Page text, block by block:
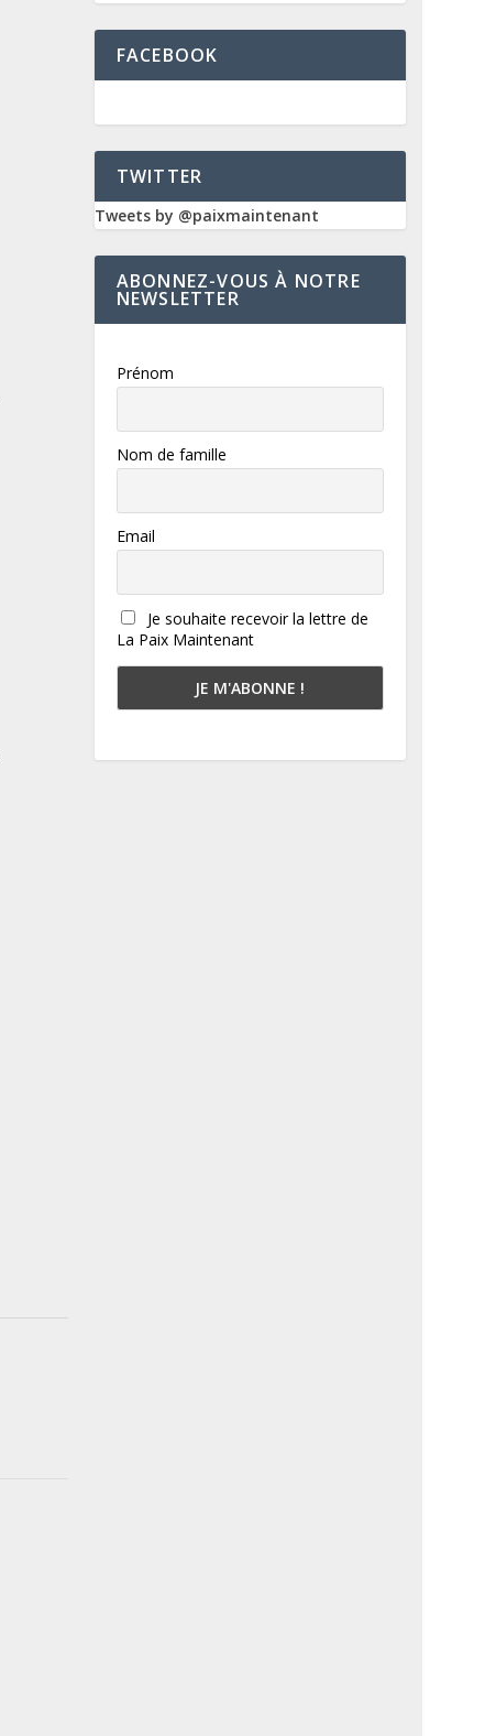
FACEBOOK
TWITTER
Tweets by @paixmaintenant
ABONNEZ-VOUS À NOTRE
NEWSLETTER
Prénom
Nom de famille
Email
Je souhaite recevoir la lettre de
La Paix Maintenant